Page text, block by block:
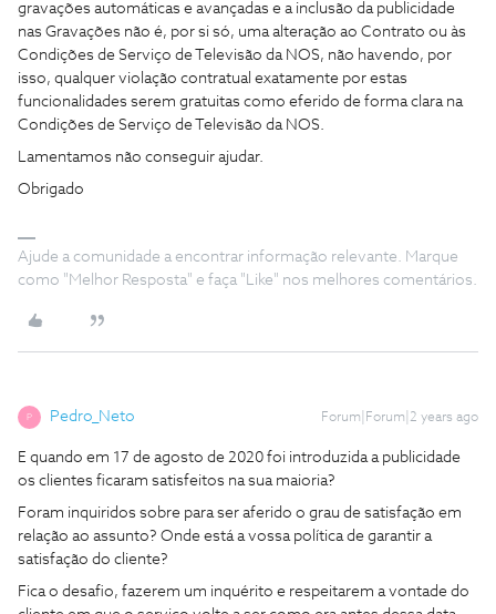
gravações automáticas e avançadas e a inclusão da publicidade
nas Gravações não é, por si só, uma alteração ao Contrato ou às
Condições de Serviço de Televisão da NOS, não havendo, por
isso, qualquer violação contratual exatamente por estas
funcionalidades serem gratuitas como eferido de forma clara na
Condições de Serviço de Televisão da NOS.
Lamentamos não conseguir ajudar.
Obrigado
Ajude a comunidade a encontrar informação relevante. Marque
como "Melhor Resposta" e faça "Like" nos melhores comentários.
P Pedro_Neto Forum|Forum|2 years ago
E quando em 17 de agosto de 2020 foi introduzida a publicidade
os clientes ficaram satisfeitos na sua maioria?
Foram inquiridos sobre para ser aferido o grau de satisfação em
relação ao assunto? Onde está a vossa política de garantir a
satisfação do cliente?
Fica o desafio, fazerem um inquérito e respeitarem a vontade do